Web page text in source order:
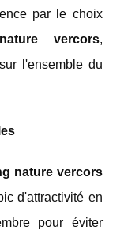
par le choix
vercors,
l'ensemble du
nature vercors
d'attractivité en
pour éviter